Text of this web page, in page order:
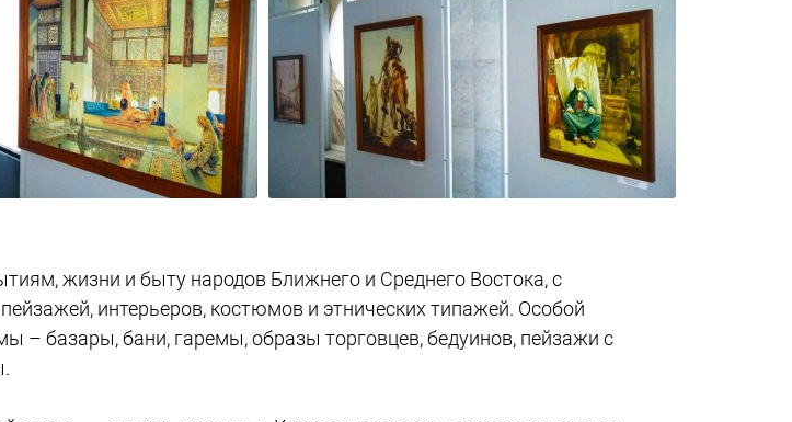
жизни и быту народов Ближнего и Среднего Востока, с
интерьеров, костюмов и этнических типажей. Особой
– базары, бани, гаремы, образы торговцев, бедуинов, пейзажи с